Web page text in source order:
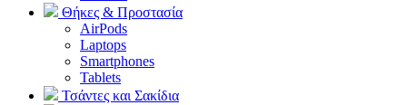
Θήκες & Προστασία
AirPods
Laptops
Smartphones
Tablets
Τσάντες και Σακίδια